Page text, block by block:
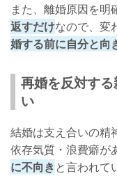
また、離婚原因を明
返すだけなので、変
婚する前に自分と向
再婚を反対す
い
結婚は支え合いの精
依存気質・浪費癖が
に不向きと言われて